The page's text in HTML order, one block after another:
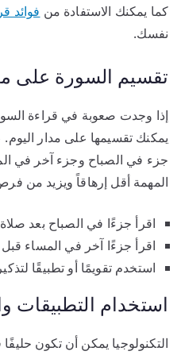
كما يمكنك الاستفادة من فوائد
نفسك.
تقسيم السورة على
إذا وجدت صعوبة في قراءة
يمكنك تقسيمها على مدار
جزء في الصباح وجزء آخر في
المهمة أقل إرهاقاً ويزيد من فرص
اقرأ جزءًا في الصباح بعد
اقرأ جزءًا آخر في المساء قبل
استخدم تقويمًا أو تطبيقًا
استخدام التطبيقات
التكنولوجيا يمكن أن تكون